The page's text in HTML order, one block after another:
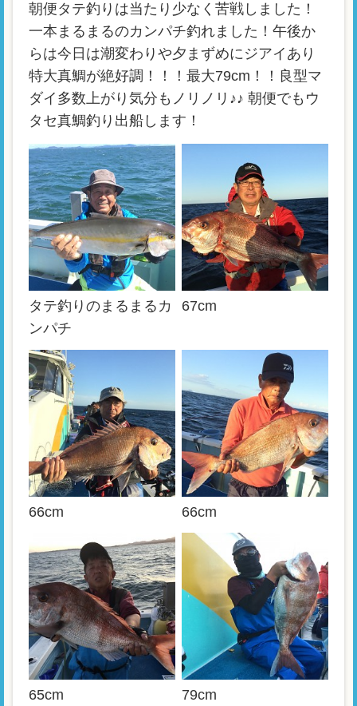
朝便タテ釣りは当たり少なく苦戦しました！
一本まるまるのカンパチ釣れました！午後か
らは今日は潮変わりや夕まずめにジアイあり
特大真鯛が絶好調！！！最大79cm！！良型マ
ダイ多数上がり気分もノリノリ♪♪ 朝便でもウ
タセ真鯛釣り出船します！
タテ釣りのまるまるカ
ンパチ
67cm
66cm 66cm
65cm 79cm